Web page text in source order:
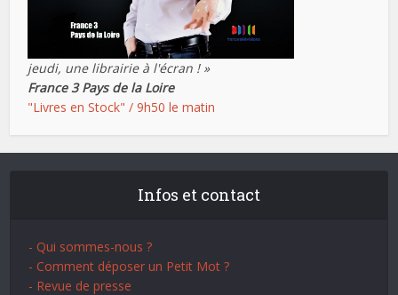
jeudi, une librairie à l'écran ! »
France 3 Pays de la Loire
"Livres en Stock" / 9h50 le matin
Infos et contact
- Qui sommes-nous ?
- Comment déposer un Petit Mot ?
- Revue de presse